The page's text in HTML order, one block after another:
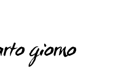
giorno